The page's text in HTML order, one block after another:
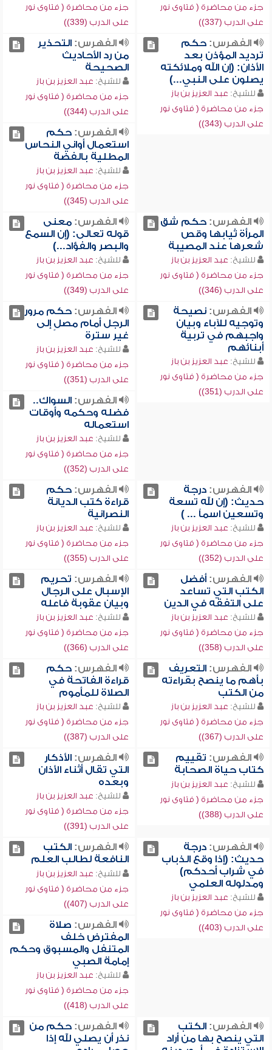
جزء من محاضرة ( فتاوى نور
على الدرب (337))
جزء من محاضرة ( فتاوى نور
على الدرب (339))
الفهرس:حكم
ترديد المؤذن بعد
الأذان: (إن الله وملائكته
يصلون على النبي...)
للشيخ: عبد العزيز بن باز
جزء من محاضرة ( فتاوى نور
على الدرب (343))
الفهرس:التحذير
من رد الأحاديث
الصحيحة
للشيخ: عبد العزيز بن باز
جزء من محاضرة ( فتاوى نور
على الدرب (344))
الفهرس:حكم
استعمال أواني النحاس
المطلية بالفضة
للشيخ: عبد العزيز بن باز
جزء من محاضرة ( فتاوى نور
على الدرب (345))
الفهرس:حكم شق
المرأة ثيابها وقص
شعرها عند المصيبة
للشيخ: عبد العزيز بن باز
جزء من محاضرة ( فتاوى نور
على الدرب (346))
الفهرس:معنى
قوله تعالى: (إن السمع
والبصر والفؤاد...)
للشيخ: عبد العزيز بن باز
جزء من محاضرة ( فتاوى نور
على الدرب (349))
الفهرس:نصيحة
وتوجيه للآباء وبيان
واجبهم في تربية
أبنائهم
للشيخ: عبد العزيز بن باز
جزء من محاضرة ( فتاوى نور
على الدرب (351))
الفهرس:حكم مرور
الرجل أمام مصلٍ إلى
غير سترة
للشيخ: عبد العزيز بن باز
جزء من محاضرة ( فتاوى نور
على الدرب (351))
الفهرس:السواك..
فضله وحكمه وأوقات
استعماله
للشيخ: عبد العزيز بن باز
جزء من محاضرة ( فتاوى نور
على الدرب (352))
الفهرس:درجة
حديث: (إن لله تسعة
وتسعين اسماً ... )
للشيخ: عبد العزيز بن باز
جزء من محاضرة ( فتاوى نور
على الدرب (352))
الفهرس:حكم
قراءة كتب الديانة
النصرانية
للشيخ: عبد العزيز بن باز
جزء من محاضرة ( فتاوى نور
على الدرب (355))
الفهرس:أفضل
الكتب التي تساعد
على التفقه في الدين
للشيخ: عبد العزيز بن باز
جزء من محاضرة ( فتاوى نور
على الدرب (358))
الفهرس: تحريم
الإسبال على الرجال
وبيان عقوبة فاعله
للشيخ: عبد العزيز بن باز
جزء من محاضرة ( فتاوى نور
على الدرب (366))
الفهرس:التعريف
بأهم ما ينصح بقراءته
من الكتب
للشيخ: عبد العزيز بن باز
جزء من محاضرة ( فتاوى نور
على الدرب (367))
الفهرس:حكم
قراءة الفاتحة في
الصلاة للمأموم
للشيخ: عبد العزيز بن باز
جزء من محاضرة ( فتاوى نور
على الدرب (387))
الفهرس: تقييم
كتاب حياة الصحابة
للشيخ: عبد العزيز بن باز
جزء من محاضرة ( فتاوى نور
على الدرب (388))
الفهرس:الأذكار
التي تقال أثناء الأذان
وبعده
للشيخ: عبد العزيز بن باز
جزء من محاضرة ( فتاوى نور
على الدرب (391))
الفهرس:درجة
حديث: (إذا وقع الذباب
في شراب أحدكم)
ومدلوله العلمي
للشيخ: عبد العزيز بن باز
جزء من محاضرة ( فتاوى نور
على الدرب (403))
الفهرس:الكتب
النافعة لطالب العلم
للشيخ: عبد العزيز بن باز
جزء من محاضرة ( فتاوى نور
على الدرب (407))
الفهرس: صلاة
المفترض خلف
المتنفل والمسبوق وحكم
إمامة الصبي
للشيخ: عبد العزيز بن باز
جزء من محاضرة ( فتاوى نور
على الدرب (418))
الفهرس:الكتب
التي ينصح بها من أراد
الفهرس:حكم من
نذر أن يصلي لله إذا